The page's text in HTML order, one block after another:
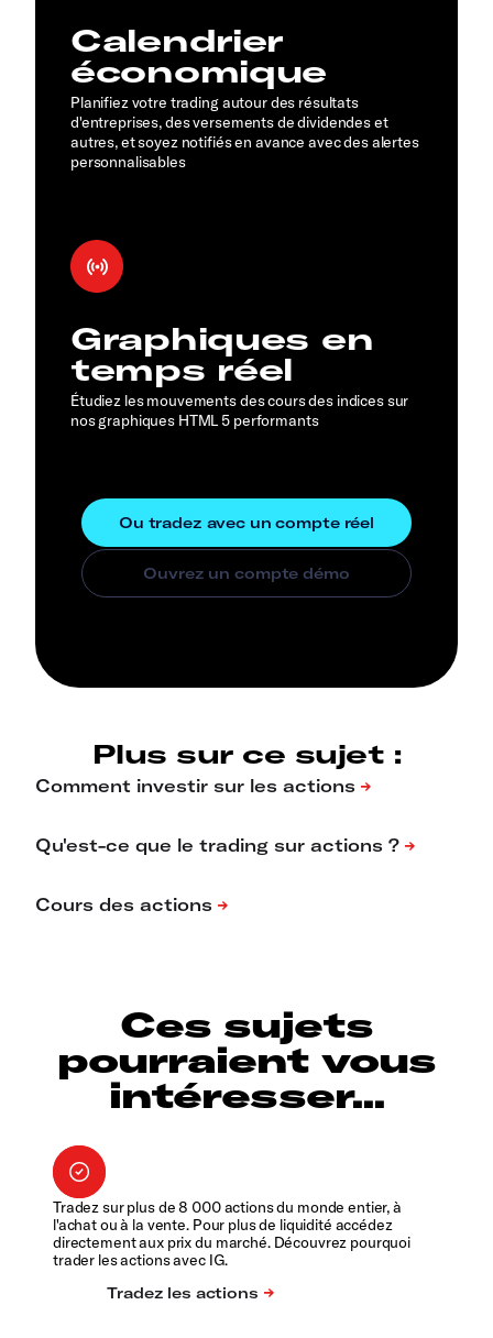
Calendrier
économique
Planifiez votre trading autour des résultats
d'entreprises, des versements de dividendes et
autres, et soyez notifiés en avance avec des alertes
personnalisables
Graphiques en
temps réel
Étudiez les mouvements des cours des indices sur
nos graphiques HTML 5 performants
Plus sur ce sujet :
Ces sujets
pourraient vous
intéresser...
Tradez sur plus de 8 000 actions du monde entier, à
l'achat ou à la vente. Pour plus de liquidité accédez
directement aux prix du marché. Découvrez pourquoi
trader les actions avec IG.